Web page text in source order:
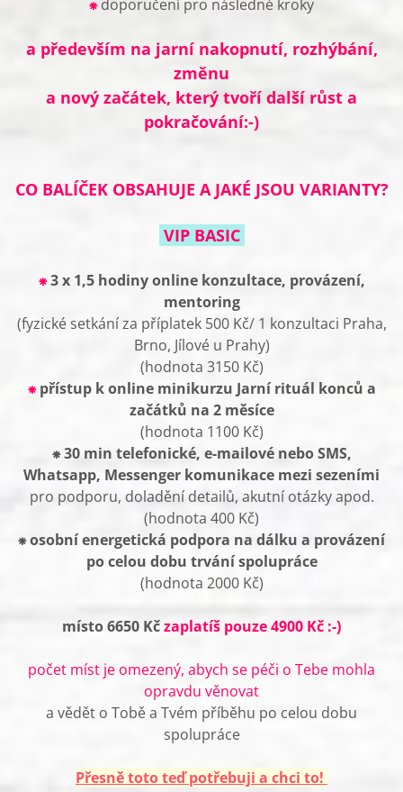
⁕doporučení pro následné kroky
a především na jarní nakopnutí, rozhýbání,
změnu
a nový začátek, který tvoří další růst a
pokračování:-)
CO BALÍČEK OBSAHUJE A JAKÉ JSOU VARIANTY?
VIP BASIC
⁕3 x 1,5 hodiny online konzultace, provázení,
mentoring
(fyzické setkání za příplatek 500 Kč/ 1 konzultaci Praha,
Brno, Jílové u Prahy)
(hodnota 3150 Kč)
⁕přístup k online minikurzu Jarní rituál konců a
začátků na 2 měsíce
(hodnota 1100 Kč)
⁕ 30 min telefonické, e-mailové nebo SMS,
Whatsapp, Messenger komunikace mezi sezeními
pro podporu, doladění detailů, akutní otázky apod.
(hodnota 400 Kč)
⁕osobní energetická podpora na dálku a provázení
po celou dobu trvání spolupráce
(hodnota 2000 Kč)
místo 6650 Kčzaplatíš pouze 4900 Kč :-)
počet míst je omezený, abych se péči o Tebe mohla
opravdu věnovat
a vědět o Tobě a Tvém příběhu po celou dobu
spolupráce
Přesně toto teď potřebuji a chci to!